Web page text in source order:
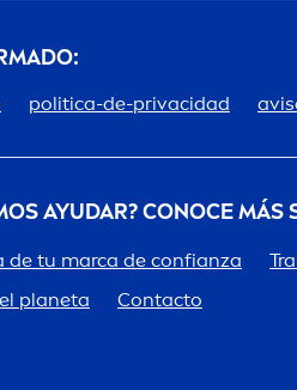
politica-de-privacidad
AYUDAR? CONOCE MÁS
de tu marca de confianza
el planeta Contacto